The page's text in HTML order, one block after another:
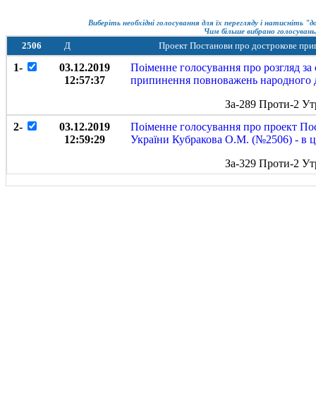
Виберіть необхідні голосування для їх перегляду і натисніть
Чим більше вибрано
2506 Д Проект Постанови про дострокове
1-
03.12.2019
12:57:37
Поіменне голосування про розгляд
припинення повноважень
За-289 Проти-2
2-
03.12.2019
12:59:29
Поіменне голосування про проект
України Кубракова О.М. (№2506) - в
За-329 Проти-2